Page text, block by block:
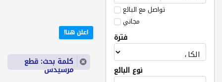
تواصل مع البائع
مجاني
فترة
نوع البائع
اعلن هنا!
كلمة بحث: قطع
مرسيدس